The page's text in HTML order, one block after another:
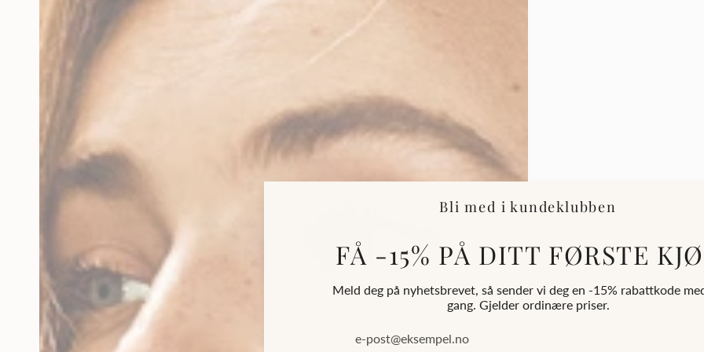
Bli med i kundeklubben
FÅ -15% PÅ DITT FØRSTE
Meld deg på nyhetsbrevet, så sender vi deg en -15% rabattkode
gang. Gjelder ordinære priser.